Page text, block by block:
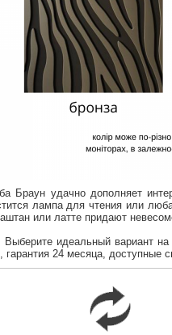
Браун удачно дополняет
лампа для чтения или
или латте придают
Выберите идеальный вариант
гарантия 24 месяца,